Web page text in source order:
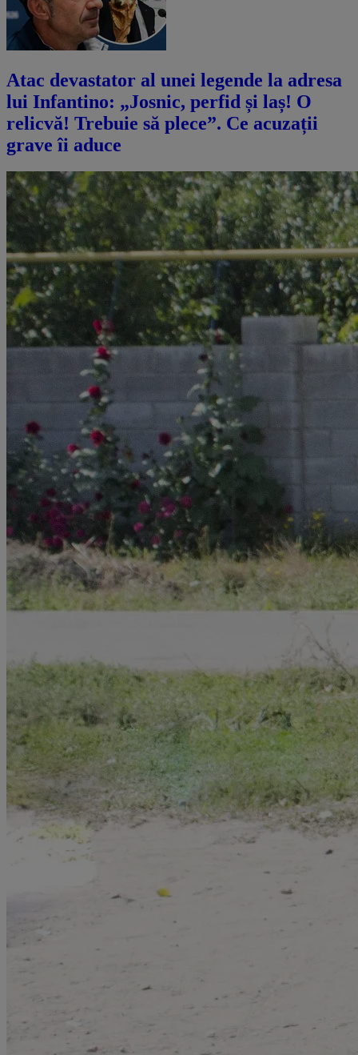
Atac devastator al unei legende la adresa
lui Infantino: „Josnic, perfid și laș! O
relicvă! Trebuie să plece”. Ce acuzații
grave îi aduce